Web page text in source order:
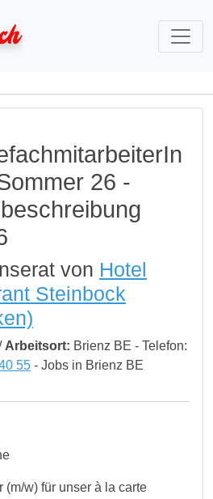
26 -
von Hotel
Steinbock
Arbeitsort: Brienz BE - Telefon:
55- Jobs in Brienz BE
(m/w) für unser à la carte